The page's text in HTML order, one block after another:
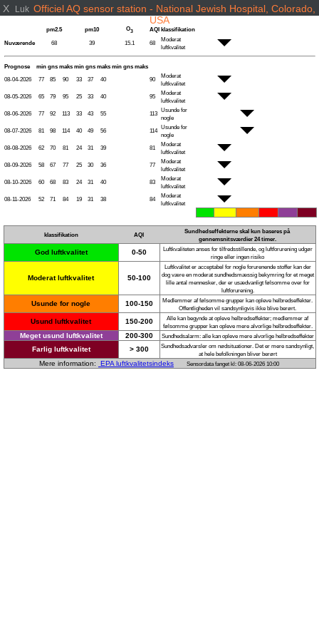
X Luk Officiel AQ sensor station - National Jewish Hospital, Colorado,
USA
pm2.5 pm10 O3 AQI klassifikation
Nuværende
68 39 15.1 68
Moderat
luftkvalitet
Prognose min gns maks min gns maks min gns maks
08-04-2026
77 85 90 33 37 40 90
Moderat
luftkvalitet
08-05-2026
65 79 95 25 33 40 95
Moderat
luftkvalitet
08-06-2026
77 92 113 33 43 55 113 Usunde for
nogle
08-07-2026
81 98 114 40 49 56 114 Usunde for
nogle
08-08-2026
62 70 81 24 31 39 81
Moderat
luftkvalitet
08-09-2026
58 67 77 25 30 36 77
Moderat
luftkvalitet
08-10-2026
60 68 83 24 31 40 83
Moderat
luftkvalitet
08-11-2026
52 71 84 19 31 38 84
Moderat
luftkvalitet
klassifikation AQI
Sundhedseffekterne skal kun baseres på
gennemsnitsværdier 24 timer.
God luftkvalitet 0-50
Luftkvaliteten anses for tilfredsstillende, og luftforurening udgør
ringe eller ingen risiko
Moderat luftkvalitet 50-100
Luftkvalitet er acceptabel for nogle forurenende stoffer kan der
dog være en moderat sundhedsmæssig bekymring for et meget
lille antal mennesker, der er usædvanligt følsomme over for
luftforurening.
Usunde for nogle 100-150
Medlemmer af følsomme grupper kan opleve helbredseffekter.
Offentligheden vil sandsynligvis ikke blive berørt.
Usund luftkvalitet 150-200
Alle kan begynde at opleve helbredseffekter; medlemmer af
følsomme grupper kan opleve mere alvorlige helbredseffekter.
Meget usund luftkvalitet 200-300 Sundhedsalarm: alle kan opleve mere alvorlige helbredseffekter
Farlig luftkvalitet > 300
Sundhedsadvarsler om nødsituationer. Det er mere sandsynligt,
at hele befolkningen bliver berørt
Mere information: EPA luftkvalitetsindeks Sensordata fanget kl: 08-06-2026 10:00